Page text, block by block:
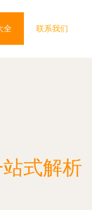
全 联系我们
式解析